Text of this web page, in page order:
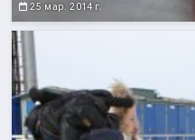
25 мар. 2014 г.